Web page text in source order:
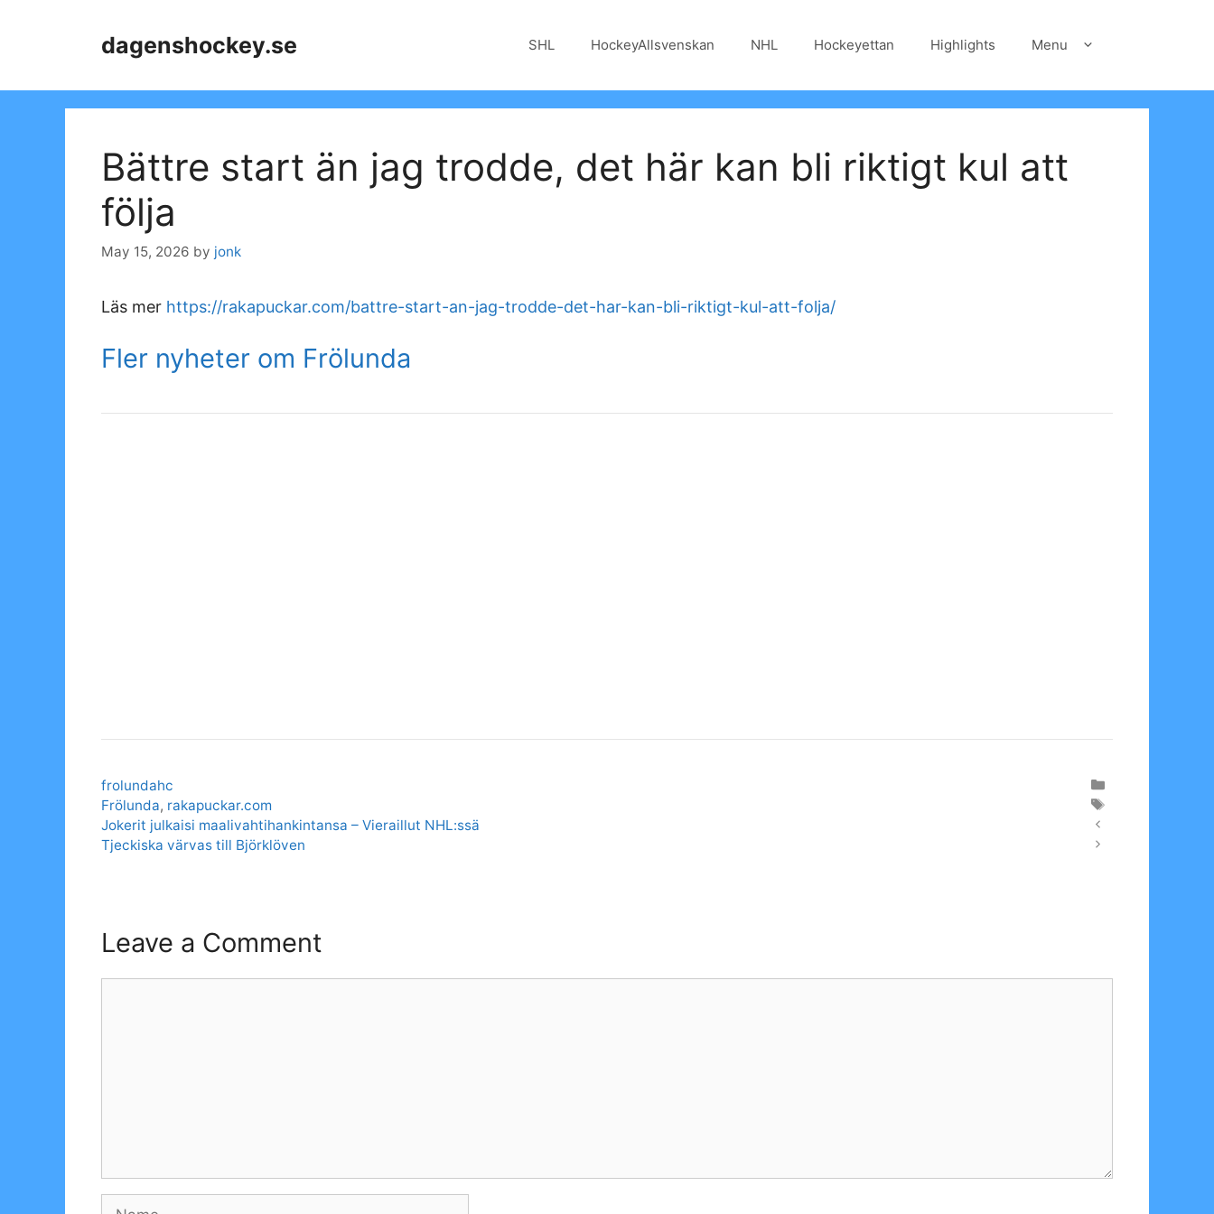
dagenshockey.se SHL HockeyAllsvenskan NHL Hockeyettan Highlights Menu
Bättre start än jag trodde, det här kan bli riktigt kul att
följa
May 15, 2026 by jonk
Läs mer https://rakapuckar.com/battre-start-an-jag-trodde-det-har-kan-bli-riktigt-kul-att-folja/
Fler nyheter om Frölunda
Categories
frolundahc
Tags
Frölunda, rakapuckar.com
Jokerit julkaisi maalivahti­hankintansa – Vieraillut NHL:ssä
Tjeckiska värvas till Björklöven
Leave a Comment
Name